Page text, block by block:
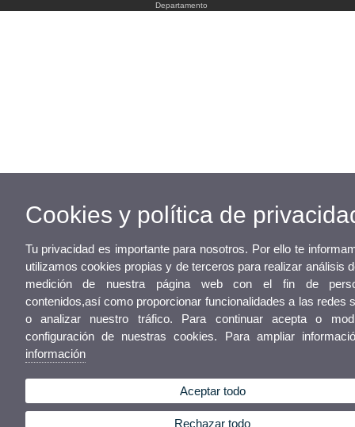
Departamento
Cookies y política de
Tu privacidad es importante para nosotros. Por ello te
utilizamos cookies propias y de terceros para realizar análisis
medición de nuestra página web con el fin de
contenidos,así como proporcionar funcionalidades a las redes
o analizar nuestro tráfico. Para continuar acepta o
configuración de nuestras cookies. Para ampliar
información
Aceptar todo
Rechazar todo